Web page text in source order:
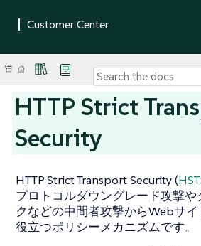
HTTP Strict
Security
HTTP Strict Transport Security (
プロトコルダウングレード攻撃や
クなどの中間者攻撃からWebサ
役立つポリシーメカニズムです。